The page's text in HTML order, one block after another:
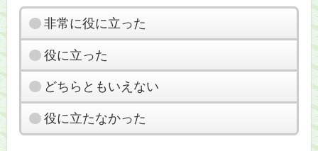
非常に役に立った
役に立った
どちらともいえない
役に立たなかった